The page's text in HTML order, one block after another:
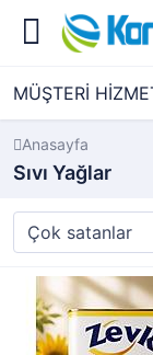
MÜŞTERİ
Anasayfa
Sıvı Yağlar